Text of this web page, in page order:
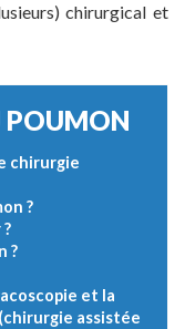
chirurgical et
POUMON
chirurgie
?
?
et la
assistée